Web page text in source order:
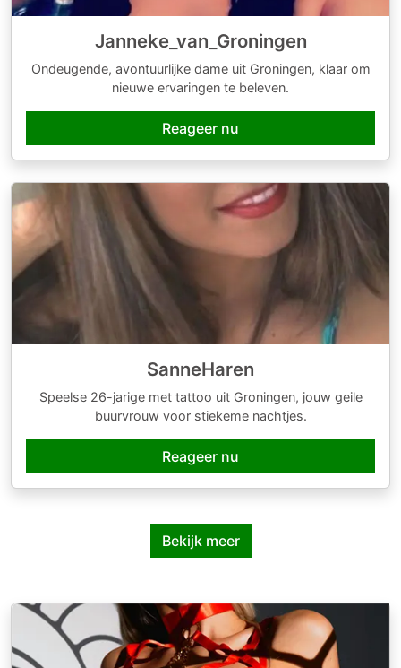
Janneke_van_Groningen
Ondeugende, avontuurlijke dame uit Groningen, klaar om
nieuwe ervaringen te beleven.
Reageer nu
SanneHaren
Speelse 26-jarige met tattoo uit Groningen, jouw geile
buurvrouw voor stiekeme nachtjes.
Reageer nu
Bekijk meer